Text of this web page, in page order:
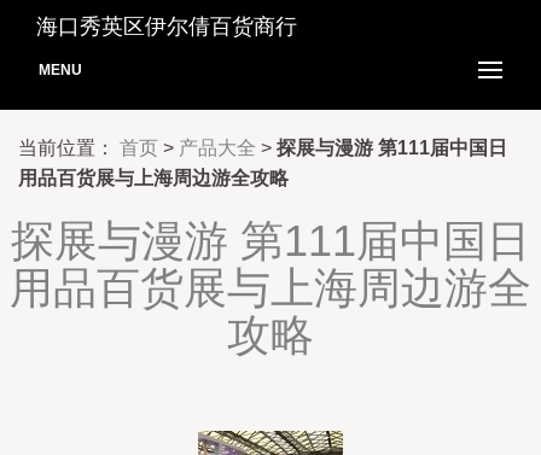
海口秀英区伊尔倩百货商行
MENU
当前位置： 首页 > 产品大全 > 探展与漫游 第111届中国日
用品百货展与上海周边游全攻略
探展与漫游 第111届中国日
用品百货展与上海周边游全
攻略